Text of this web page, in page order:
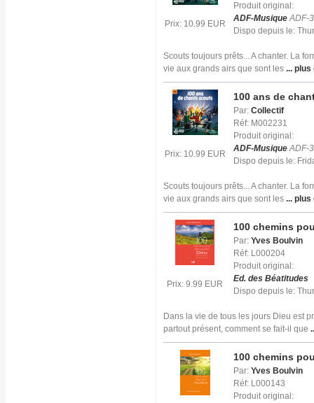
Prix: 10.99 EUR
Produit original:
ADF-MusiqueADF-
Dispo depuis le:
Scouts toujours prêts... A chanter. La
vie aux grands airs que sont les ...
Prix: 10.99 EUR
100 ans de
Par: Collectif
Réf: M002231
Produit original:
ADF-MusiqueADF-
Dispo depuis le:
Scouts toujours prêts... A chanter. La
vie aux grands airs que sont les ...
Prix: 9.99 EUR
100 chemins
Par: Yves Boulvin
Réf: L000204
Produit original:
Ed. des Béatitudes
Dispo depuis le:
Dans la vie de tous les jours Dieu est
partout présent, comment se fait-il que
100 chemins
Par: Yves Boulvin
Réf: L000143
Produit original: